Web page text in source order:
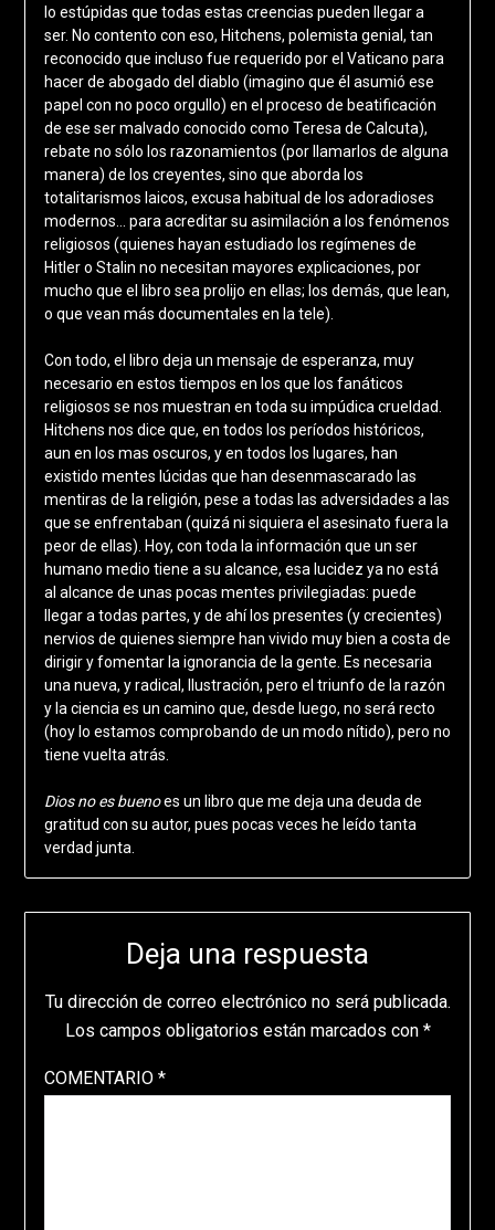
lo estúpidas que todas estas creencias pueden llegar a
ser. No contento con eso, Hitchens, polemista genial, tan
reconocido que incluso fue requerido por el Vaticano para
hacer de abogado del diablo (imagino que él asumió ese
papel con no poco orgullo) en el proceso de beatificación
de ese ser malvado conocido como Teresa de Calcuta),
rebate no sólo los razonamientos (por llamarlos de alguna
manera) de los creyentes, sino que aborda los
totalitarismos laicos, excusa habitual de los adoradioses
modernos… para acreditar su asimilación a los fenómenos
religiosos (quienes hayan estudiado los regímenes de
Hitler o Stalin no necesitan mayores explicaciones, por
mucho que el libro sea prolijo en ellas; los demás, que lean,
o que vean más documentales en la tele).
Con todo, el libro deja un mensaje de esperanza, muy
necesario en estos tiempos en los que los fanáticos
religiosos se nos muestran en toda su impúdica crueldad.
Hitchens nos dice que, en todos los períodos históricos,
aun en los mas oscuros, y en todos los lugares, han
existido mentes lúcidas que han desenmascarado las
mentiras de la religión, pese a todas las adversidades a las
que se enfrentaban (quizá ni siquiera el asesinato fuera la
peor de ellas). Hoy, con toda la información que un ser
humano medio tiene a su alcance, esa lucidez ya no está
al alcance de unas pocas mentes privilegiadas: puede
llegar a todas partes, y de ahí los presentes (y crecientes)
nervios de quienes siempre han vivido muy bien a costa de
dirigir y fomentar la ignorancia de la gente. Es necesaria
una nueva, y radical, Ilustración, pero el triunfo de la razón
y la ciencia es un camino que, desde luego, no será recto
(hoy lo estamos comprobando de un modo nítido), pero no
tiene vuelta atrás.
Dios no es buenoes un libro que me deja una deuda de
gratitud con su autor, pues pocas veces he leído tanta
verdad junta.
Deja una respuesta
Tu dirección de correo electrónico no será publicada.
Los campos obligatorios están marcados con *
COMENTARIO *